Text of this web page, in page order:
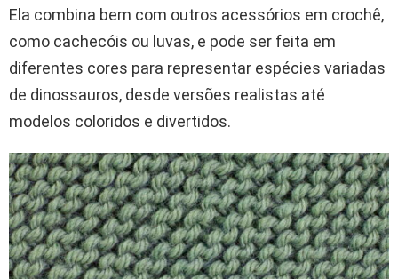
Ela combina bem com outros acessórios em crochê,
como cachecóis ou luvas, e pode ser feita em
diferentes cores para representar espécies variadas
de dinossauros, desde versões realistas até
modelos coloridos e divertidos.